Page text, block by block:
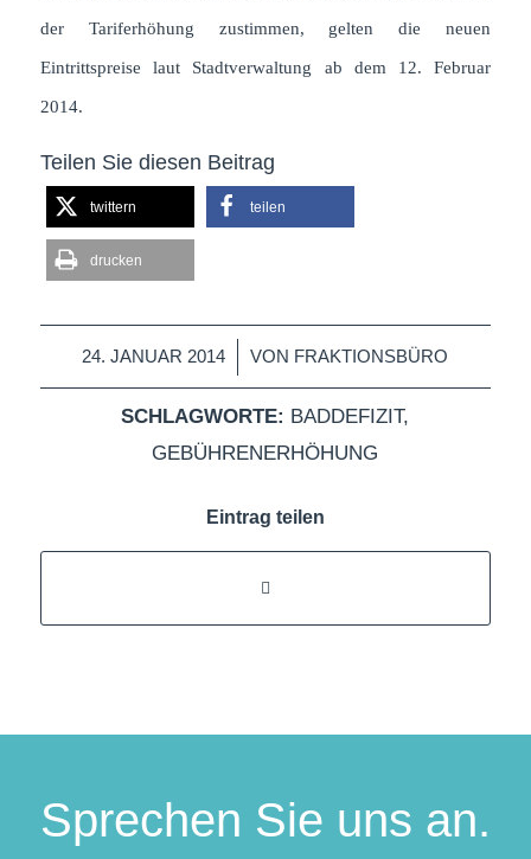
der Tariferhöhung zustimmen, gelten die neuen
Eintrittspreise laut Stadtverwaltung ab dem 12. Februar
2014.
Teilen Sie diesen Beitrag
twittern teilen
drucken
24. JANUAR 2014
/ VON FRAKTIONSBÜRO
SCHLAGWORTE: BADDEFIZIT,
GEBÜHRENERHÖHUNG
Eintrag teilen
Sprechen Sie uns an.